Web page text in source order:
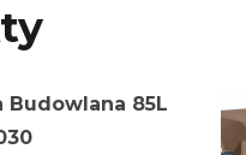
Budowlana 85L